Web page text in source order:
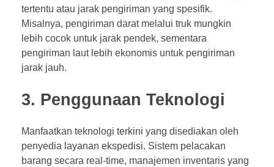
tertentu atau jarak pengiriman yang spesifik.
Misalnya, pengiriman darat melalui truk mungkin
lebih cocok untuk jarak pendek, sementara
pengiriman laut lebih ekonomis untuk pengiriman
jarak jauh.
3. Penggunaan Teknologi
Manfaatkan teknologi terkini yang disediakan oleh
penyedia layanan ekspedisi. Sistem pelacakan
barang secara real-time, manajemen inventaris yang